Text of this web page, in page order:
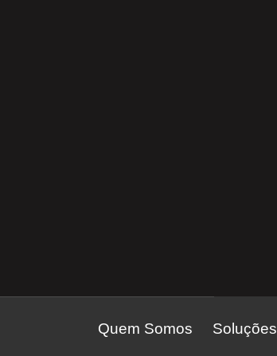
Quem Somos Soluções